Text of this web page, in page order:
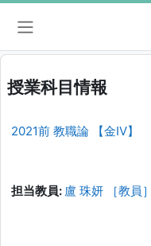
メインコンテンツへスキッ
授業科目情報
2021前 教職論 【金IV】
担当教員: 盧 珠妍 ［教員］